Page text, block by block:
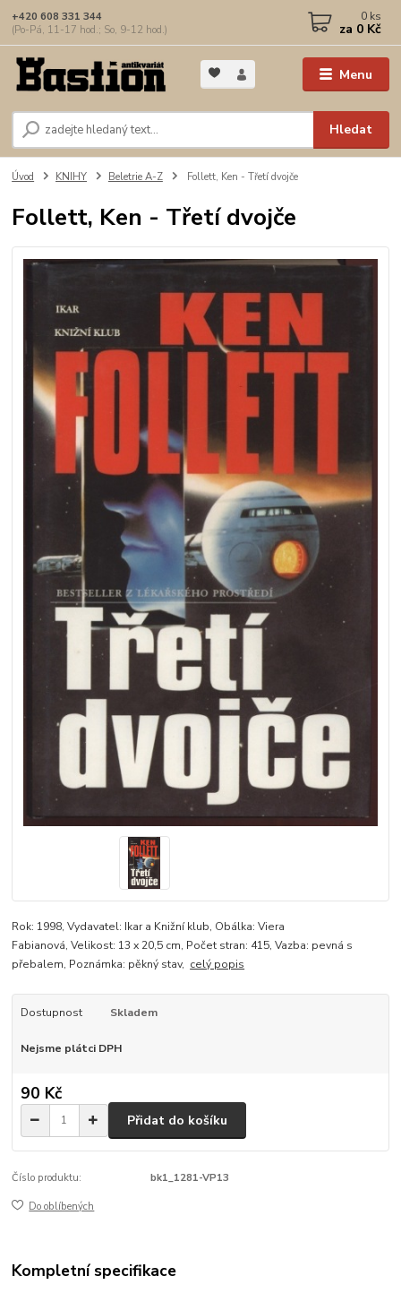
Menu
Hledat
+420 608 331 344
(Po-Pá, 11-17 hod.; So, 9-12 hod.)
0 ks
za 0 Kč
Úvod KNIHY Beletrie A-Z Follett, Ken - Třetí dvojče
Follett, Ken - Třetí dvojče
Rok: 1998, Vydavatel: Ikar a Knižní klub, Obálka: Viera
Fabianová, Velikost: 13 x 20,5 cm, Počet stran: 415, Vazba: pevná s
přebalem, Poznámka: pěkný stav, celý popis
Dostupnost Skladem
Nejsme plátci DPH
90 Kč
Přidat do košíku
Číslo produktu: bk1_1281-VP13
Do oblíbených
Kompletní specifikace